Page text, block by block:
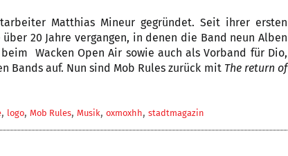
Matthias Mineur gegründet. Seit ihrer ersten
20 Jahre vergangen, in denen die Band neun Alben
Wacken Open Air sowie auch als Vorband für Dio,
auf. Nun sind Mob Rules zurück mit The return of
, logo, Mob Rules, Musik, oxmoxhh, stadtmagazin